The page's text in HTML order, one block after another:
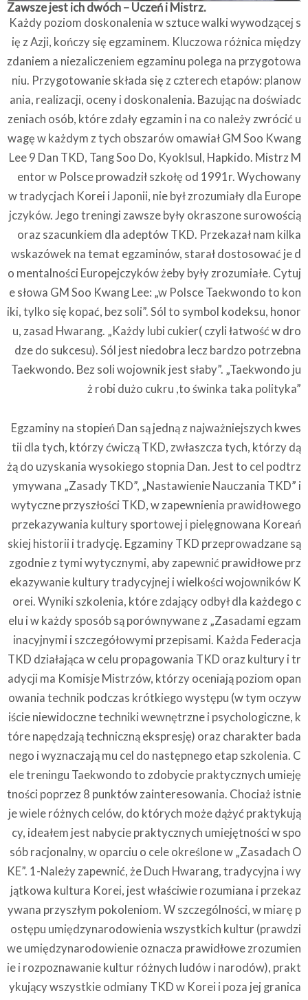
Zawsze jest ich dwóch – Uczeń i Mistrz.
Każdy poziom doskonalenia w sztuce walki wywodzącej s
ię z Azji, kończy się egzaminem. Kluczowa różnica między
zdaniem a niezaliczeniem egzaminu polega na przygotowa
niu. Przygotowanie składa się z czterech etapów: planow
ania, realizacji, oceny i doskonalenia. Bazując na doświadc
zeniach osób, które zdały egzamin i na co należy zwrócić u
wagę w każdym z tych obszarów omawiał GM Soo Kwang
Lee 9 Dan TKD, Tang Soo Do, Kyoklsul, Hapkido. Mistrz M
entor w Polsce prowadził szkołę od 1991r. Wychowany
w tradycjach Korei i Japonii, nie był zrozumiały dla Europe
jczyków. Jego treningi zawsze były okraszone surowością
oraz szacunkiem dla adeptów TKD. Przekazał nam kilka
wskazówek na temat egzaminów, starał dostosować je d
o mentalności Europejczyków żeby były zrozumiałe. Cytuj
e słowa GM Soo Kwang Lee: „w Polsce Taekwondo to kon
iki, tylko się kopać, bez soli”. Sól to symbol kodeksu, honor
u, zasad Hwarang. „Każdy lubi cukier( czyli łatwość w dro
dze do sukcesu). Sól jest niedobra lecz bardzo potrzebna
Taekwondo. Bez soli wojownik jest słaby”. „Taekwondo ju
ż robi dużo cukru ,to świnka taka polityka”
Egzaminy na stopień Dan są jedną z najważniejszych kwes
tii dla tych, którzy ćwiczą TKD, zwłaszcza tych, którzy dą
żą do uzyskania wysokiego stopnia Dan. Jest to cel podtrz
ymywana „Zasady TKD”, „Nastawienie Nauczania TKD” i
wytyczne przyszłości TKD, w zapewnienia prawidłowego
przekazywania kultury sportowej i pielęgnowana Koreań
skiej historii i tradycję. Egzaminy TKD przeprowadzane są
zgodnie z tymi wytycznymi, aby zapewnić prawidłowe prz
ekazywanie kultury tradycyjnej i wielkości wojowników K
orei. Wyniki szkolenia, które zdający odbył dla każdego c
elu i w każdy sposób są porównywane z „Zasadami egzam
inacyjnymi i szczegółowymi przepisami. Każda Federacja
TKD działająca w celu propagowania TKD oraz kultury i tr
adycji ma Komisje Mistrzów, którzy oceniają poziom opan
owania technik podczas krótkiego występu (w tym oczyw
iście niewidoczne techniki wewnętrzne i psychologiczne, k
tóre napędzają techniczną ekspresję) oraz charakter bada
nego i wyznaczają mu cel do następnego etap szkolenia. C
ele treningu Taekwondo to zdobycie praktycznych umieję
tności poprzez 8 punktów zainteresowania. Chociaż istnie
je wiele różnych celów, do których może dążyć praktykują
cy, ideałem jest nabycie praktycznych umiejętności w spo
sób racjonalny, w oparciu o cele określone w „Zasadach O
KE”. 1-Należy zapewnić, że Duch Hwarang, tradycyjna i wy
jątkowa kultura Korei, jest właściwie rozumiana i przekaz
ywana przyszłym pokoleniom. W szczególności, w miarę p
ostępu umiędzynarodowienia wszystkich kultur (prawdzi
we umiędzynarodowienie oznacza prawidłowe zrozumien
ie i rozpoznawanie kultur różnych ludów i narodów), prakt
ykujący wszystkie odmiany TKD w Korei i poza jej granica